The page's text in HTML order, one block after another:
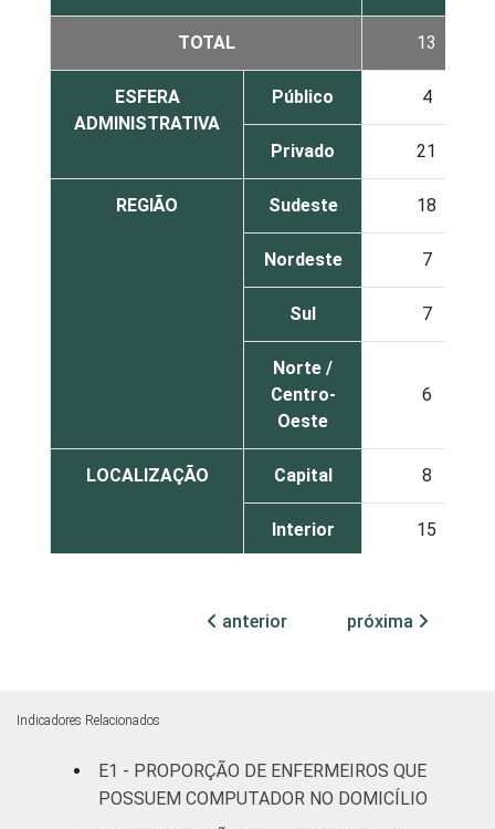
TOTAL 13
ESFERA
ADMINISTRATIVA
Público 4
Privado 21
REGIÃO Sudeste 18
Nordeste 7
Sul 7
Norte /
Centro-
Oeste
6
LOCALIZAÇÃO Capital 8
Interior 15
ESTABELECIMENTO
Internação
Com
anterior próxima
Indicadores Relacionados
E1 - PROPORÇÃO DE ENFERMEIROS QUE
POSSUEM COMPUTADOR NO DOMICÍLIO